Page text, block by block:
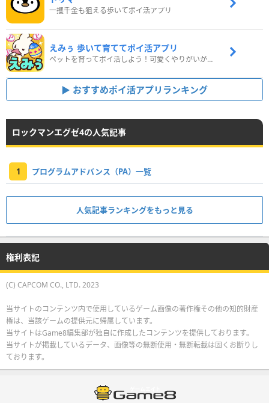
一攫千金も狙える歩いてポイ活アプリ
えみぅ 歩いて育ててポイ活アプリ
ペットを育ってポイ活しよう！可愛くやりがいがある新感覚アプリ
おすすめポイ活アプリランキング
ロックマンエグゼ4の人気記事
1 プログラムアドバンス（PA）一覧
人気記事ランキングをもっと見る
権利表記
(C) CAPCOM CO., LTD. 2023
当サイトのコンテンツ内で使用しているゲーム画像の著作権その他の知的財産
権は、当該ゲームの提供元に帰属しています。
当サイトはGame8編集部が独自に作成したコンテンツを提供しております。
当サイトが掲載しているデータ、画像等の無断使用・無断転載は固くお断りし
ております。